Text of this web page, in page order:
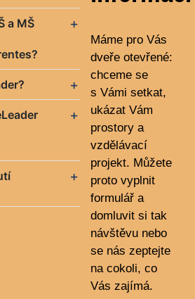
a MŠ
Máme pro Vás
dveře otevřené:
chceme se
s Vámi setkat,
ukázat Vám
prostory a
vzdělávací
projekt. Můžete
proto vyplnit
formulář a
domluvit si tak
návštěvu nebo
se nás zeptejte
na cokoli, co
Vás zajímá.